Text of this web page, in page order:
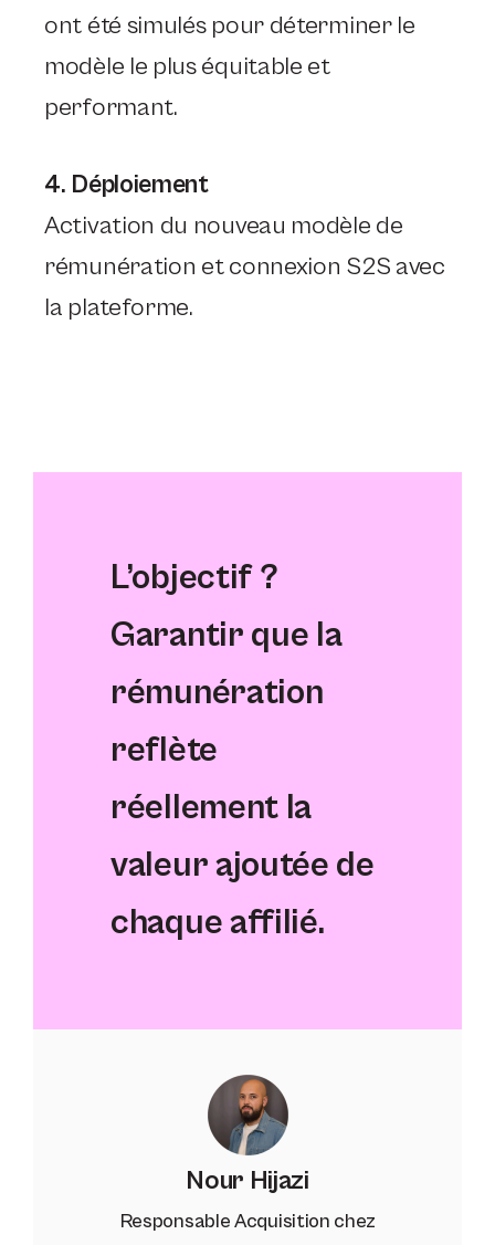
ont été simulés pour déterminer le
modèle le plus équitable et
performant.
4. Déploiement
Activation du nouveau modèle de
rémunération et connexion S2S avec
la plateforme.
L’objectif ?
Garantir que la
rémunération
reflète
réellement la
valeur ajoutée de
chaque affilié.
Nour Hijazi
Responsable Acquisition chez